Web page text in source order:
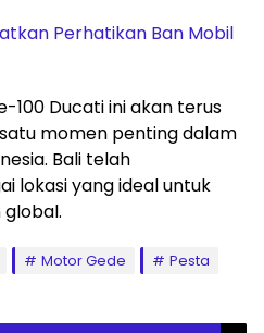
Perhatikan Ban Mobil
100 Ducati ini akan terus
momen penting dalam
Bali telah
lokasi yang ideal untuk
Motor Gede
Pesta